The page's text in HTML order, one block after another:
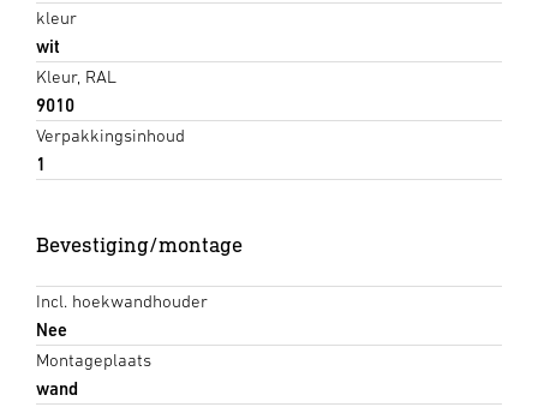
kleur
wit
Kleur, RAL
9010
Verpakkingsinhoud
1
Bevestiging/montage
Incl. hoekwandhouder
Nee
Montageplaats
wand